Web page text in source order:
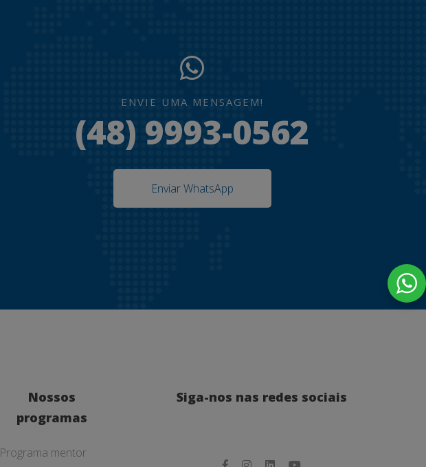
ENVIE UMA MENSAGEM!
(48) 9993-0562
Enviar WhatsApp
Nossos
programas
Programa mentor
Siga-nos nas redes sociais